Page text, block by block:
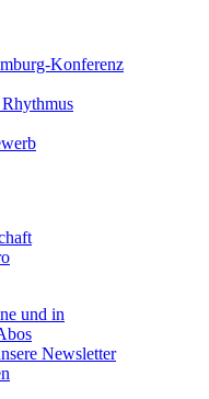
Konferenz
und in
Newsletter